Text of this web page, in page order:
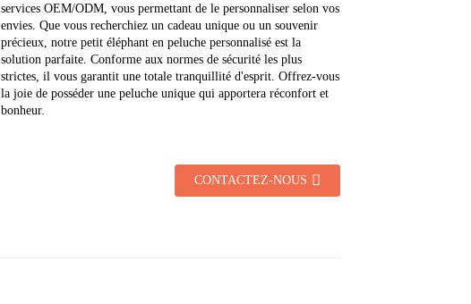
services OEM/ODM, vous permettant de le personnaliser selon vos
envies. Que vous recherchiez un cadeau unique ou un souvenir
précieux, notre petit éléphant en peluche personnalisé est la
solution parfaite. Conforme aux normes de sécurité les plus
strictes, il vous garantit une totale tranquillité d'esprit. Offrez-vous
la joie de posséder une peluche unique qui apportera réconfort et
bonheur.
CONTACTEZ-NOUS